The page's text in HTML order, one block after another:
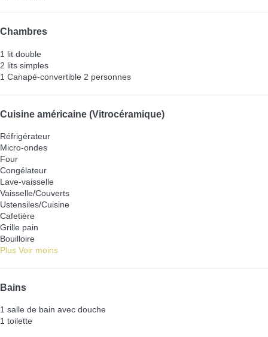
Chambres
1 lit double
2 lits simples
1 Canapé-convertible 2 personnes
Cuisine américaine (Vitrocéramique)
Réfrigérateur
Micro-ondes
Four
Congélateur
Lave-vaisselle
Vaisselle/Couverts
Ustensiles/Cuisine
Cafetière
Grille pain
Bouilloire
Plus Voir moins
Bains
1 salle de bain avec douche
1 toilette